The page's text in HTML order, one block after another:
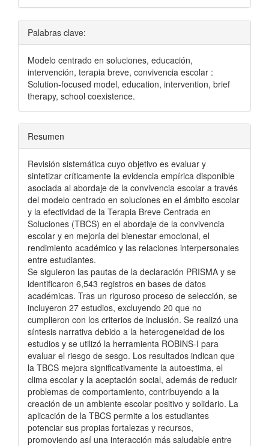
Palabras clave:
Modelo centrado en soluciones, educación,
intervención, terapia breve, convivencia escolar :
Solution-focused model, education, intervention, brief
therapy, school coexistence.
Resumen
Revisión sistemática cuyo objetivo es evaluar y
sintetizar críticamente la evidencia empírica disponible
asociada al abordaje de la convivencia escolar a través
del modelo centrado en soluciones en el ámbito escolar
y la efectividad de la Terapia Breve Centrada en
Soluciones (TBCS) en el abordaje de la convivencia
escolar y en mejoría del bienestar emocional, el
rendimiento académico y las relaciones interpersonales
entre estudiantes.
Se siguieron las pautas de la declaración PRISMA y se
identificaron 6,543 registros en bases de datos
académicas. Tras un riguroso proceso de selección, se
incluyeron 27 estudios, excluyendo 20 que no
cumplieron con los criterios de inclusión. Se realizó una
síntesis narrativa debido a la heterogeneidad de los
estudios y se utilizó la herramienta ROBINS-I para
evaluar el riesgo de sesgo. Los resultados indican que
la TBCS mejora significativamente la autoestima, el
clima escolar y la aceptación social, además de reducir
problemas de comportamiento, contribuyendo a la
creación de un ambiente escolar positivo y solidario. La
aplicación de la TBCS permite a los estudiantes
potenciar sus propias fortalezas y recursos,
promoviendo así una interacción más saludable entre